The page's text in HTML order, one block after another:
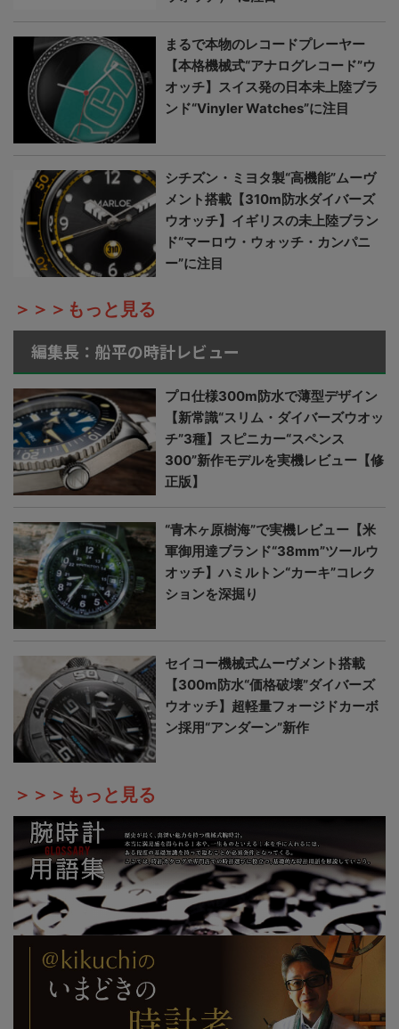
まるで本物のレコードプレーヤー
【本格機械式“アナログレコード”ウ
オッチ】スイス発の日本未上陸ブラ
ンド“Vinyler Watches”に注目
シチズン・ミヨタ製“高機能”ムーヴ
メント搭載【310m防水ダイバーズ
ウオッチ】イギリスの未上陸ブラン
ド“マーロウ・ウォッチ・カンパニ
ー”に注目
＞＞＞もっと見る
編集長：船平の時計レビュー
プロ仕様300m防水で薄型デザイン
【新常識“スリム・ダイバーズウオッ
チ”3種】スピニカー“スペンス
300”新作モデルを実機レビュー【修
正版】
“青木ヶ原樹海”で実機レビュー【米
軍御用達ブランド“38mm”ツールウ
オッチ】ハミルトン“カーキ”コレク
ションを深掘り
セイコー機械式ムーヴメント搭載
【300m防水“価格破壊”ダイバーズ
ウオッチ】超軽量フォージドカーボ
ン採用“アンダーン”新作
＞＞＞もっと見る